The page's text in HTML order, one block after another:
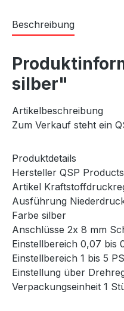
Beschreibung
silber"
Artikelbeschreibung
Zum Verkauf steht ein
Produktdetails
Hersteller QSP Products
Artikel
Ausführung
Farbe silber
Anschlüsse 2x 8 mm
Einstellbereich 0,07 bis
Einstellbereich 1 bis 5
Einstellung über
Verpackungseinheit 1